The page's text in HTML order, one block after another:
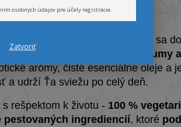
pláže Srí Lanky - tam, kde sa
Našeprírodné ajurvédske parfumy
arómy, čisté esenciálne oleje a
a udrží Ťa sviežu po celý deň.
rešpektom k životu - 100 %
pestovaných ingrediencií, ktoré
osobných údajov pre účely registrácie.
Zatvoriť